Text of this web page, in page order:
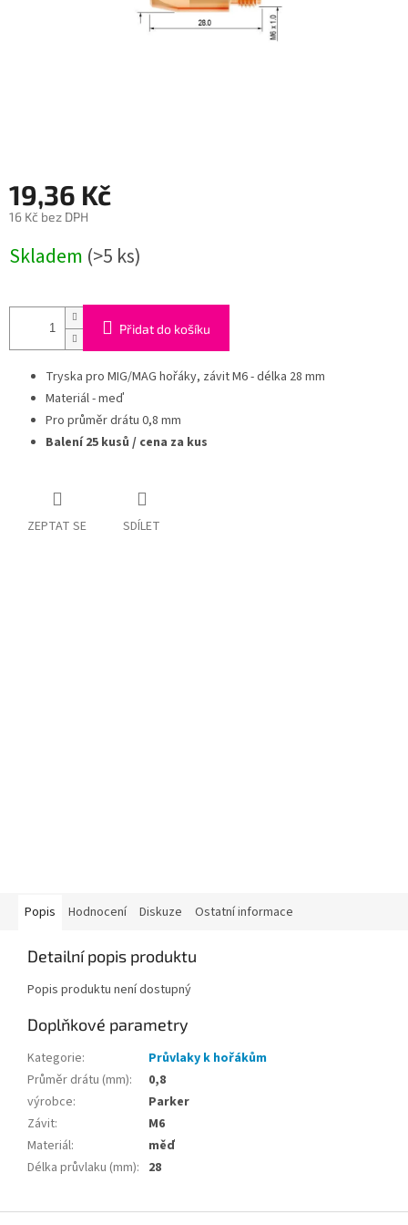
19,36 Kč
16 Kč bez DPH
cena:
Skladem (>5 ks)
Přidat do košíku
Tryska pro MIG/MAG hořáky, závit M6 - délka 28 mm
Materiál - meď
Pro průměr drátu 0,8 mm
Balení 25 kusů / cena za kus
ZEPTAT SE SDÍLET
Popis Hodnocení Diskuze Ostatní informace
Detailní popis produktu
Popis produktu není dostupný
Doplňkové parametry
Kategorie:
Průvlaky k hořákům
Průměr drátu (mm):
0,8
výrobce:
Parker
Závit:
M6
Materiál:
měď
Délka průvlaku (mm): 28